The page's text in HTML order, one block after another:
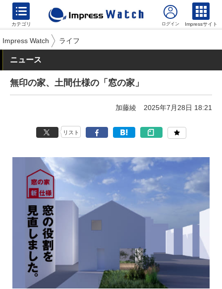
カテゴリ Impressサイト
Impress Watch ライフ
ニュース
無印の家、土間仕様の「窓の家」
加藤綾 2025年7月28日 18:21
リスト